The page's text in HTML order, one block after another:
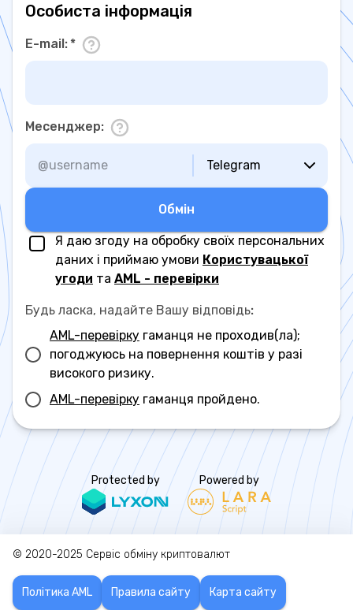
Особиста інформація
E-mail:*
Месенджер:
Telegram
Обмiн
Я даю згоду на обробку своїх персональних
даних і приймаю умови Користувацької
угоди та AML - перевірки
Будь ласка, надайте Вашу відповідь:
AML-перевірку гаманця не проходив(ла);
погоджуюсь на повернення коштів у разі
високого ризику.
AML-перевірку гаманця пройдено.
Protected by Powered by
© 2020-2025 Сервіс обміну криптовалют
Політика AML Правила сайту Карта сайту